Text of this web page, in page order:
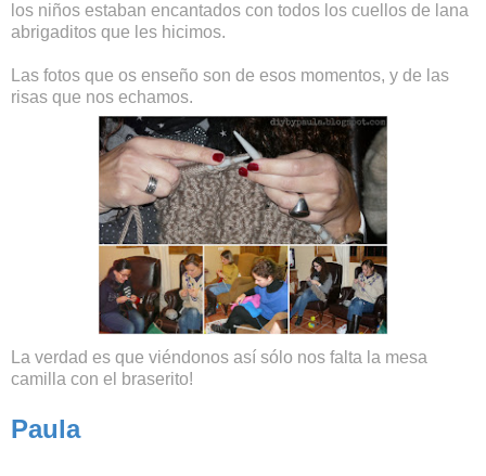
los niños estaban encantados con todos los cuellos de lana
abrigaditos que les hicimos.
Las fotos que os enseño son de esos momentos, y de las
risas que nos echamos.
La verdad es que viéndonos así sólo nos falta la mesa
camilla con el braserito!
Paula